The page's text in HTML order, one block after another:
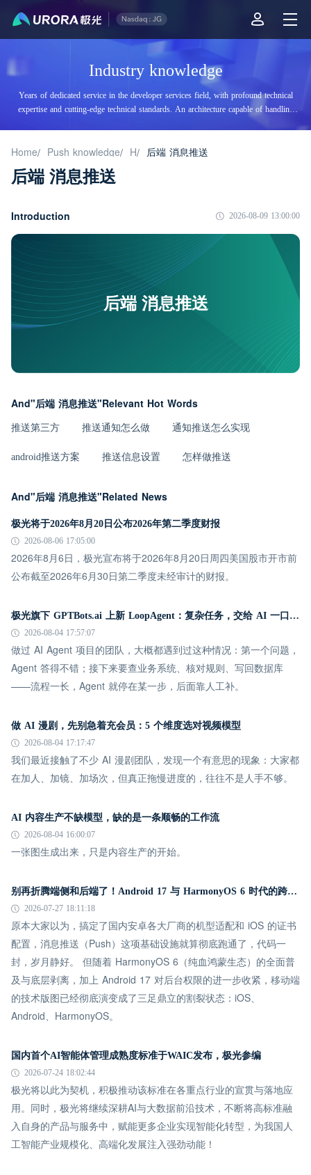
Industry knowledge
Years of dedicated service in the developer services field, with profound technical
expertise and cutting-edge technical standards. An architecture capable of handling
tens of billions of daily visits, supporting billions of high-concurrency accesses.
Home/ Push knowledge/ H/ 后端 消息推送
后端 消息推送
Introduction 2026-08-09 13:00:00
后端 消息推送
And"后端 消息推送"Relevant Hot Words
推送第三方 推送通知怎么做 通知推送怎么实现
android推送方案 推送信息设置 怎样做推送
And"后端 消息推送"Related News
极光将于2026年8月20日公布2026年第二季度财报
2026-08-06 17:05:00
2026年8月6日，极光宣布将于2026年8月20日周四美国股市开市前
公布截至2026年6月30日第二季度未经审计的财报。
极光旗下 GPTBots.ai 上新 LoopAgent：复杂任务，交给 AI 一口气跑完
2026-08-04 17:57:07
做过 AI Agent 项目的团队，大概都遇到过这种情况：第一个问题，
Agent 答得不错；接下来要查业务系统、核对规则、写回数据库
——流程一长，Agent 就停在某一步，后面靠人工补。
做 AI 漫剧，先别急着充会员：5 个维度选对视频模型
2026-08-04 17:17:47
我们最近接触了不少 AI 漫剧团队，发现一个有意思的现象：大家都
在加人、加镜、加场次，但真正拖慢进度的，往往不是人手不够。
AI 内容生产不缺模型，缺的是一条顺畅的工作流
2026-08-04 16:00:07
一张图生成出来，只是内容生产的开始。
别再折腾端侧和后端了！Android 17 与 HarmonyOS 6 时代的跨平台推送指南
2026-07-27 18:11:18
原本大家以为，搞定了国内安卓各大厂商的机型适配和 iOS 的证书
配置，消息推送（Push）这项基础设施就算彻底跑通了，代码一
封，岁月静好。 但随着 HarmonyOS 6（纯血鸿蒙生态）的全面普
及与底层剥离，加上 Android 17 对后台权限的进一步收紧，移动端
的技术版图已经彻底演变成了三足鼎立的割裂状态：iOS、
Android、HarmonyOS。
国内首个AI智能体管理成熟度标准于WAIC发布，极光参编
2026-07-24 18:02:44
极光将以此为契机，积极推动该标准在各重点行业的宣贯与落地应
用。同时，极光将继续深耕AI与大数据前沿技术，不断将高标准融
入自身的产品与服务中，赋能更多企业实现智能化转型，为我国人
工智能产业规模化、高端化发展注入强劲动能！